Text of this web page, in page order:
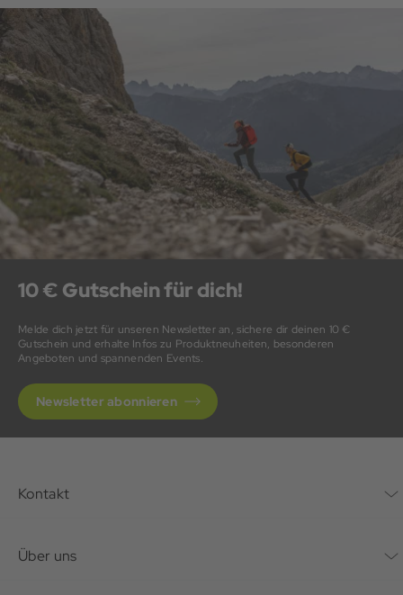
10 € Gutschein für dich!
Melde dich jetzt für unseren Newsletter an, sichere dir deinen 10 €
Gutschein und erhalte Infos zu Produktneuheiten, besonderen
Angeboten und spannenden Events.
Newsletter abonnieren
Kontakt
Über uns